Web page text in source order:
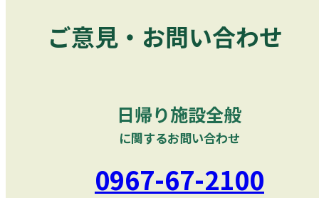
ご意見・お問い合わせ
日帰り施設全般
に関するお問い合わせ
0967-67-2100